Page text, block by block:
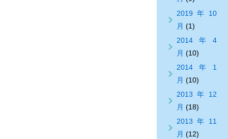
2019年10
月 (1)
2014年4
月 (10)
2014年1
月 (10)
2013年12
月 (18)
2013年11
月 (12)